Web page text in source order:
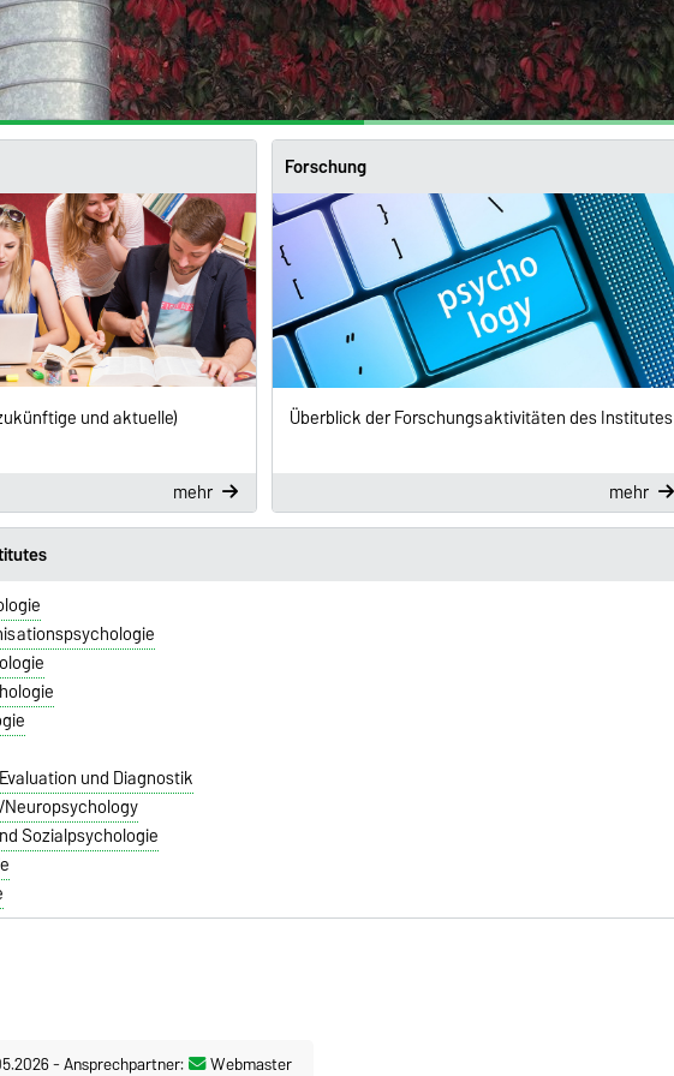
und aktuelle)
mehr
Forschung
Überblick der Forschungsaktivitäten des Institutes
mehr
und Diagnostik
Sozialpsychologie
-Ansprechpartner: Webmaster